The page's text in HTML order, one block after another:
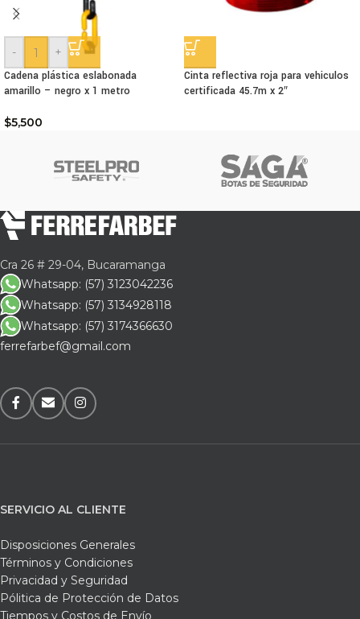
-
+
Cadena plástica eslabonada
amarillo – negro x 1 metro
$5,500
Cinta reflectiva roja para vehiculos
certificada 45.7m x 2″
Cra 26 # 29-04, Bucaramanga
Whatsapp: (57) 3123042236
Whatsapp: (57) 3134928118
Whatsapp: (57) 3174366630
ferrefarbef@gmail.com
SERVICIO AL CLIENTE
Disposiciones Generales
Términos y Condiciones
Privacidad y Seguridad
Pólitica de Protección de Datos
Tiempos y Costos de Envío